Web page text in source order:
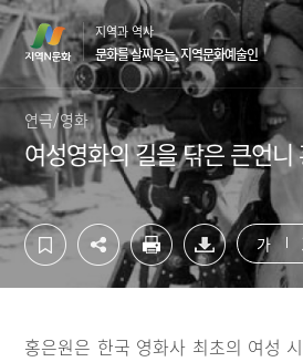
컨
텐
츠
영
바
로
가
기
하
단
영
역
로
가
기
지역과 역사
문화를 살찌우는, 지역문화예술인
연극/영화
여성영화의 길을 닦은 큰언니
가
홍은원은 한국 영화사 최초의 여성